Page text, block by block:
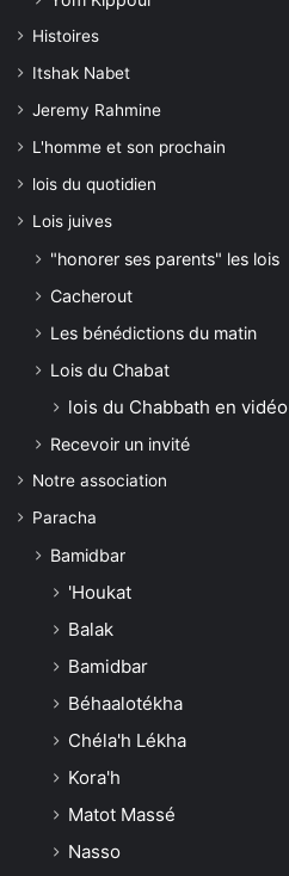
Histoires
Itshak Nabet
Jeremy Rahmine
L'homme et son prochain
lois du quotidien
Lois juives
"honorer ses parents" les lois
Cacherout
Les bénédictions du matin
Lois du Chabat
lois du Chabbath en vidéo
Recevoir un invité
Notre association
Paracha
Bamidbar
'Houkat
Balak
Bamidbar
Béhaalotékha
Chéla'h Lékha
Kora'h
Matot Massé
Nasso